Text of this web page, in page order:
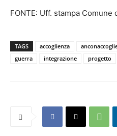
FONTE: Uff. stampa Comune
TAGS accoglienza
guerra
integrazione progetto